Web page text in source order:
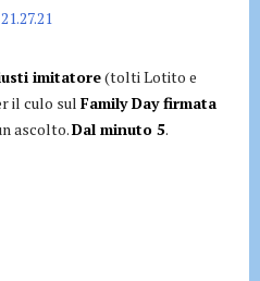
imitatore(tolti Lotito e
il culo sul Family Day firmata
ascolto.Dal minuto 5.